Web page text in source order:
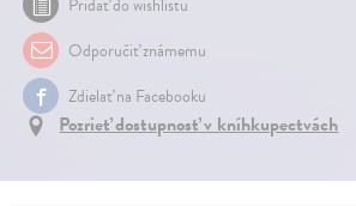
Pridať do wishlistu
Odporučiť známemu
Zdielať na Facebooku
Pozrieť dostupnosť v kníhkupectvách